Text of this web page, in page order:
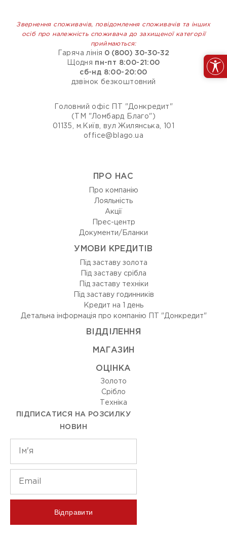
Звернення споживачів, повідомлення споживачів та інших
осіб про належність споживача до захищеної категорії
приймаються:
Гаряча лінія 0 (800) 30-30-32
Щодня
пн-пт 8:00-21:00
сб-нд 8:00-20:00
дзвінок безкоштовний
Головний офіс ПТ "Донкредит"
(ТМ "Ломбард Благо")
01135, м.Київ, вул Жилянська, 101
office@blago.ua
ПРО НАС
Про компанію
Лояльність
Акції
Прес-центр
Документи/Бланки
УМОВИ КРЕДИТІВ
Під заставу золота
Під заставу срібла
Під заставу техніки
Під заставу годинників
Кредит на 1 день
Детальна інформація про компанію ПТ "Донкредит"
ВIДДIЛЕННЯ
МАГАЗИН
ОЦIНКА
Золото
Срiбло
Технiка
ПІДПИСАТИСЯ НА РОЗСИЛКУ
НОВИН
Відправити